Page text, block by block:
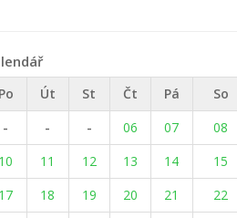
Út St Čt Pá So
-
- - 06 07 08
11 12 13 14 15
18 19 20 21 22